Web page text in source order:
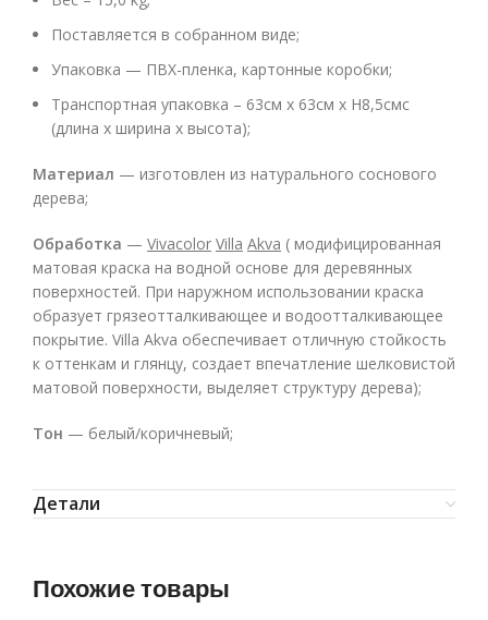
Поставляется в собранном виде;
Упаковка — ПВХ-пленка, картонные коробки;
Транспортная упаковка – 63см x 63см x H8,5смc
(длина x ширина x высота);
Материал — изготовлен из натурального соснового
дерева;
Обработка — Vivacolor Villa Akva ( модифицированная
матовая краска на водной основе для деревянных
поверхностей. При наружном использовании краска
образует грязеотталкивающее и водоотталкивающее
покрытие. Villa Akva обеспечивает отличную стойкость
к оттенкам и глянцу, создает впечатление шелковистой
матовой поверхности, выделяет структуру дерева);
Тон — белый/коричневый;
Детали
Похожие товары